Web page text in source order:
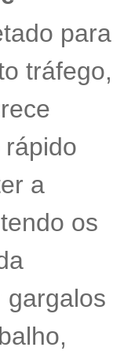
para
tráfego,
a
os
gargalos